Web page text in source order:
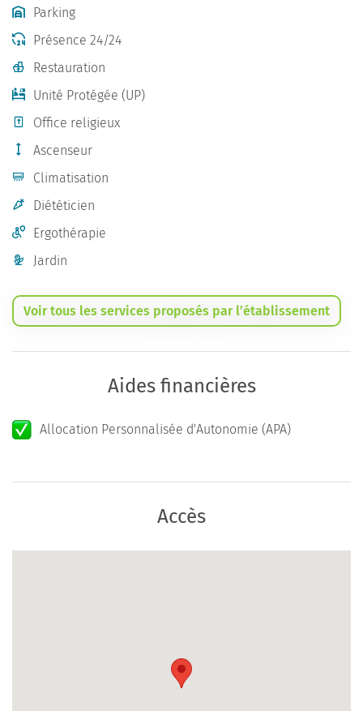
Parking
Présence 24/24
Restauration
Unité Protégée (UP)
Office religieux
Ascenseur
Climatisation
Diététicien
Ergothérapie
Jardin
Voir tous les services proposés par l’établissement
Aides financières
Allocation Personnalisée d'Autonomie (APA)
Accès